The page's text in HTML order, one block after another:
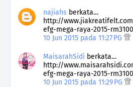
najiahs berkata…
http://
efg-mega-raya-2015-
10 Jun 2015 pada 11:27 PG
MaisarahSidi berkata…
http://
efg-mega-raya-2015-
10 Jun 2015 pada 11:29 PG